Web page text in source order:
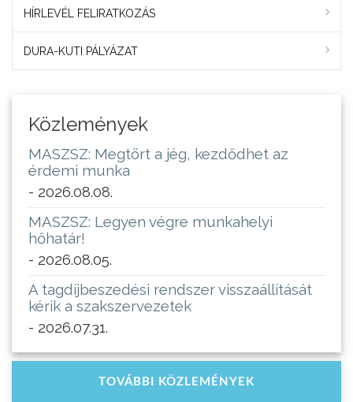
HÍRLEVÉL FELIRATKOZÁS
DURA-KUTI PÁLYÁZAT
Közlemények
MASZSZ: Megtört a jég, kezdődhet az
érdemi munka
- 2026.08.08.
MASZSZ: Legyen végre munkahelyi
hőhatár!
- 2026.08.05.
A tagdíjbeszedési rendszer visszaállítását
kérik a szakszervezetek
- 2026.07.31.
TOVÁBBI KÖZLEMÉNYEK